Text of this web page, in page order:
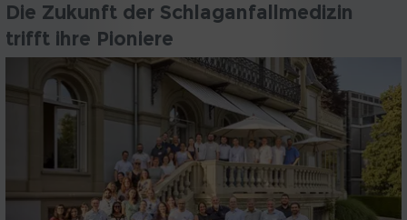
Die Zukunft der Schlaganfallmedizin
trifft ihre Pioniere